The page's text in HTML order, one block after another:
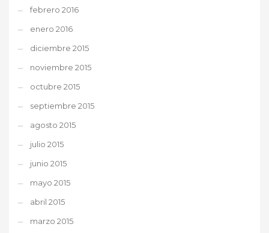
febrero 2016
enero 2016
diciembre 2015
noviembre 2015
octubre 2015
septiembre 2015
agosto 2015
julio 2015
junio 2015
mayo 2015
abril 2015
marzo 2015